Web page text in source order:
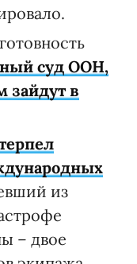
суд ООН,
зайдут в
из
– двое